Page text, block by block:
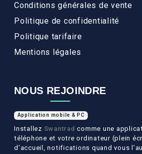
Conditions générales de vente
Politique de confidentialité
Politique tarifaire
Mentions légales
NOUS REJOINDRE
Application mobile & PC
Installez Swantrad comme une
téléphone et votre ordinateur (plein
d’accueil, notifications quand vous